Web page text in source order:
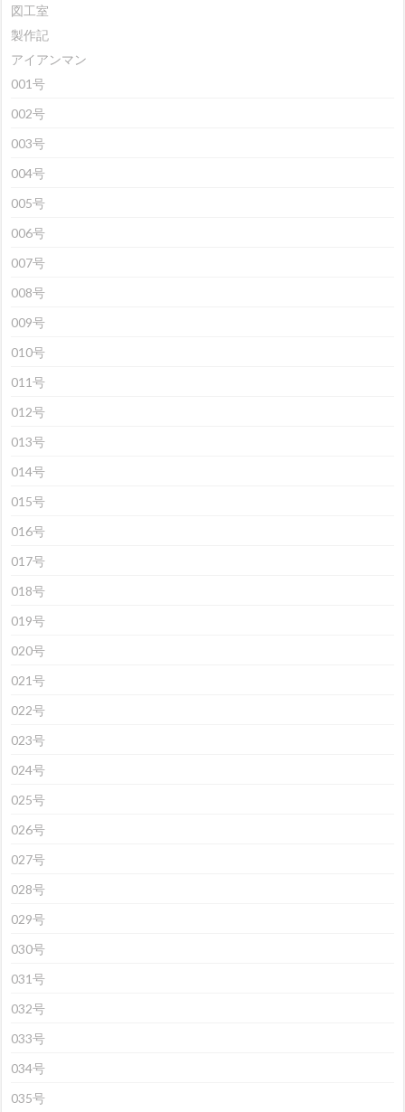
図工室
製作記
アイアンマン
001号
002号
003号
004号
005号
006号
007号
008号
009号
010号
011号
012号
013号
014号
015号
016号
017号
018号
019号
020号
021号
022号
023号
024号
025号
026号
027号
028号
029号
030号
031号
032号
033号
034号
035号